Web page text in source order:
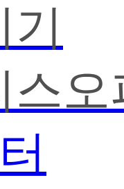
기
스오